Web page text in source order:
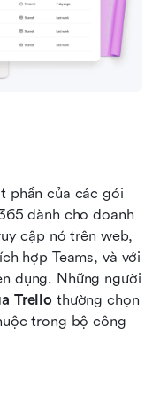
phần của các gói
dành cho doanh
cập nó trên web,
hợp Teams, và với
dụng. Những người
Trello thường chọn
trong bộ công